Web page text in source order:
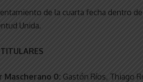
de la cuarta fecha dentro
Unida.
Mascherano 0: Gastón Ríos, Thiago